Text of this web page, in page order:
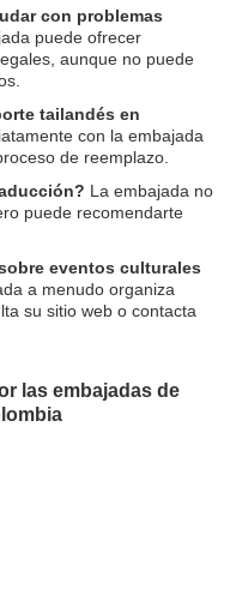
con problemas
puede ofrecer
aunque no puede
tailandés en
con la embajada
de reemplazo.
La embajada no
puede recomendarte
eventos culturales
a menudo organiza
su sitio web o contacta
las embajadas de